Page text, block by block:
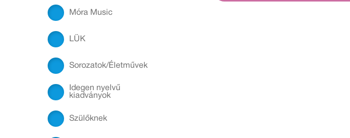
Móra Music
LÜK
Sorozatok/Életművek
Idegen nyelvű
kiadványok
Szülőknek